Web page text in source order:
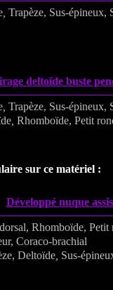
Trapèze, Sus-épineux,
deltoïde buste
Trapèze, Sus-épineux,
Rhomboïde, Petit
sur ce matériel :
Développé nuque assis
Rhomboïde,
Coraco-brachial
Deltoïde Sus-